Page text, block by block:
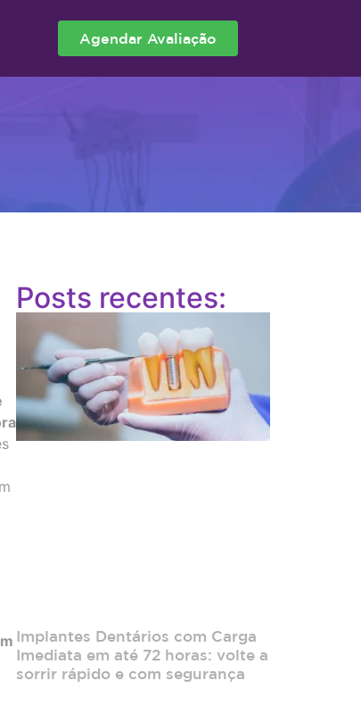
Agendar Avaliação
Posts recentes:
Implantes Dentários com Carga
Imediata em até 72 horas: volte a
sorrir rápido e com segurança